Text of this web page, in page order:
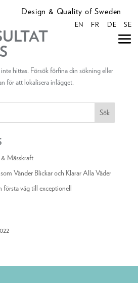
Design & Quality of Sweden
EN FR DE SE
hittas. Försök förfina din sökning eller
för att lokalisera inlägget.
Mässkraft
Vänder Blickar och Klarar Alla Väder
första väg till exceptionell